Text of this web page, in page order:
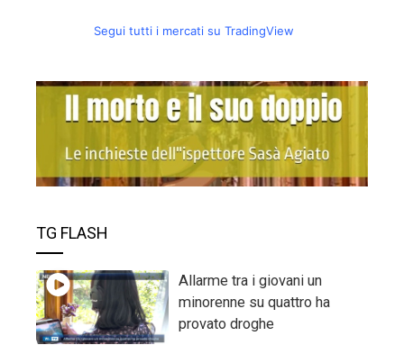
Segui tutti i mercati su TradingView
TG FLASH
Allarme tra i giovani un
minorenne su quattro ha
provato droghe